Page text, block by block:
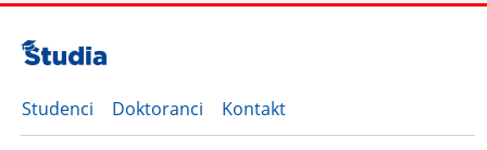
Studenci Doktoranci Kontakt